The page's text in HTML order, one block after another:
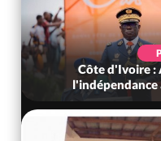
Côte d'Ivoire :
l'indépendance